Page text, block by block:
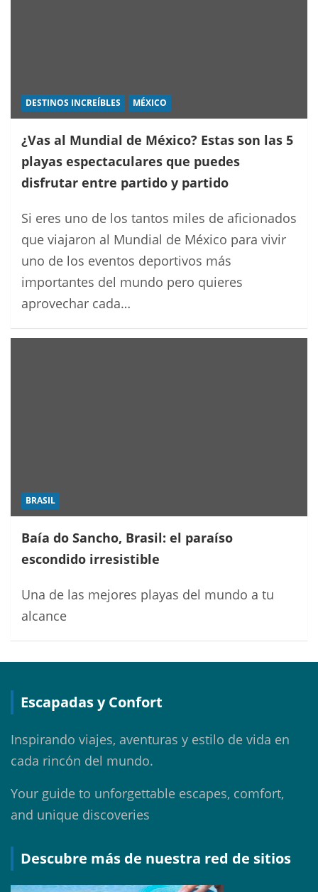
DESTINOS INCREÍBLES MÉXICO
¿Vas al Mundial de México? Estas son las 5
playas espectaculares que puedes
disfrutar entre partido y partido
Si eres uno de los tantos miles de aficionados
que viajaron al Mundial de México para vivir
uno de los eventos deportivos más
importantes del mundo pero quieres
aprovechar cada…
BRASIL
Baía do Sancho, Brasil: el paraíso
escondido irresistible
Una de las mejores playas del mundo a tu
alcance
Escapadas y Confort
Inspirando viajes, aventuras y estilo de vida en
cada rincón del mundo.
Your guide to unforgettable escapes, comfort,
and unique discoveries
Descubre más de nuestra red de sitios